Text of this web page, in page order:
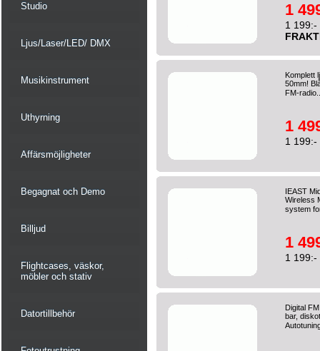
Studio
Ljus/Laser/LED/ DMX
Musikinstrument
Uthyrning
Affärsmöjligheter
Begagnat och Demo
Billjud
Flightcases, väskor,
möbler och stativ
Datortillbehör
1
1 199:-
Komplett
50mm!
FM-
1
1 199:-
IEAST
Wireless
system
1
1 199:-
Digital
bar,